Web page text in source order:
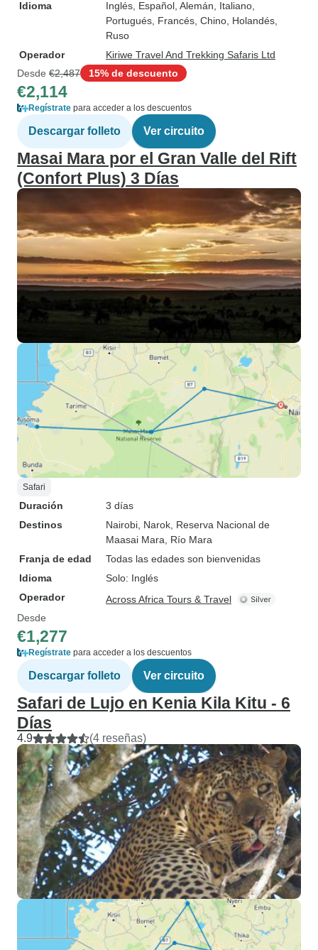
Idioma
Inglés, Español, Alemán, Italiano,
Portugués, Francés, Chino, Holandés,
Ruso
Operador
Kiriwe Travel And Trekking Safaris Ltd
Desde €2,487 15% de descuento
€2,114
Regístrate para acceder a los descuentos
Descargar folleto Ver circuito
Masai Mara por el Gran Valle del Rift
(Confort Plus) 3 Días
Safari
Duración
3 días
Destinos
Nairobi , Narok , Reserva Nacional de
Maasai Mara , Río Mara
Franja de edad
Todas las edades son bienvenidas
Idioma
Solo: Inglés
Operador
Across Africa Tours & Travel
Desde
€1,277
Regístrate para acceder a los descuentos
Descargar folleto Ver circuito
Safari de Lujo en Kenia Kila Kitu - 6
Días
4.9 (4 reseñas)